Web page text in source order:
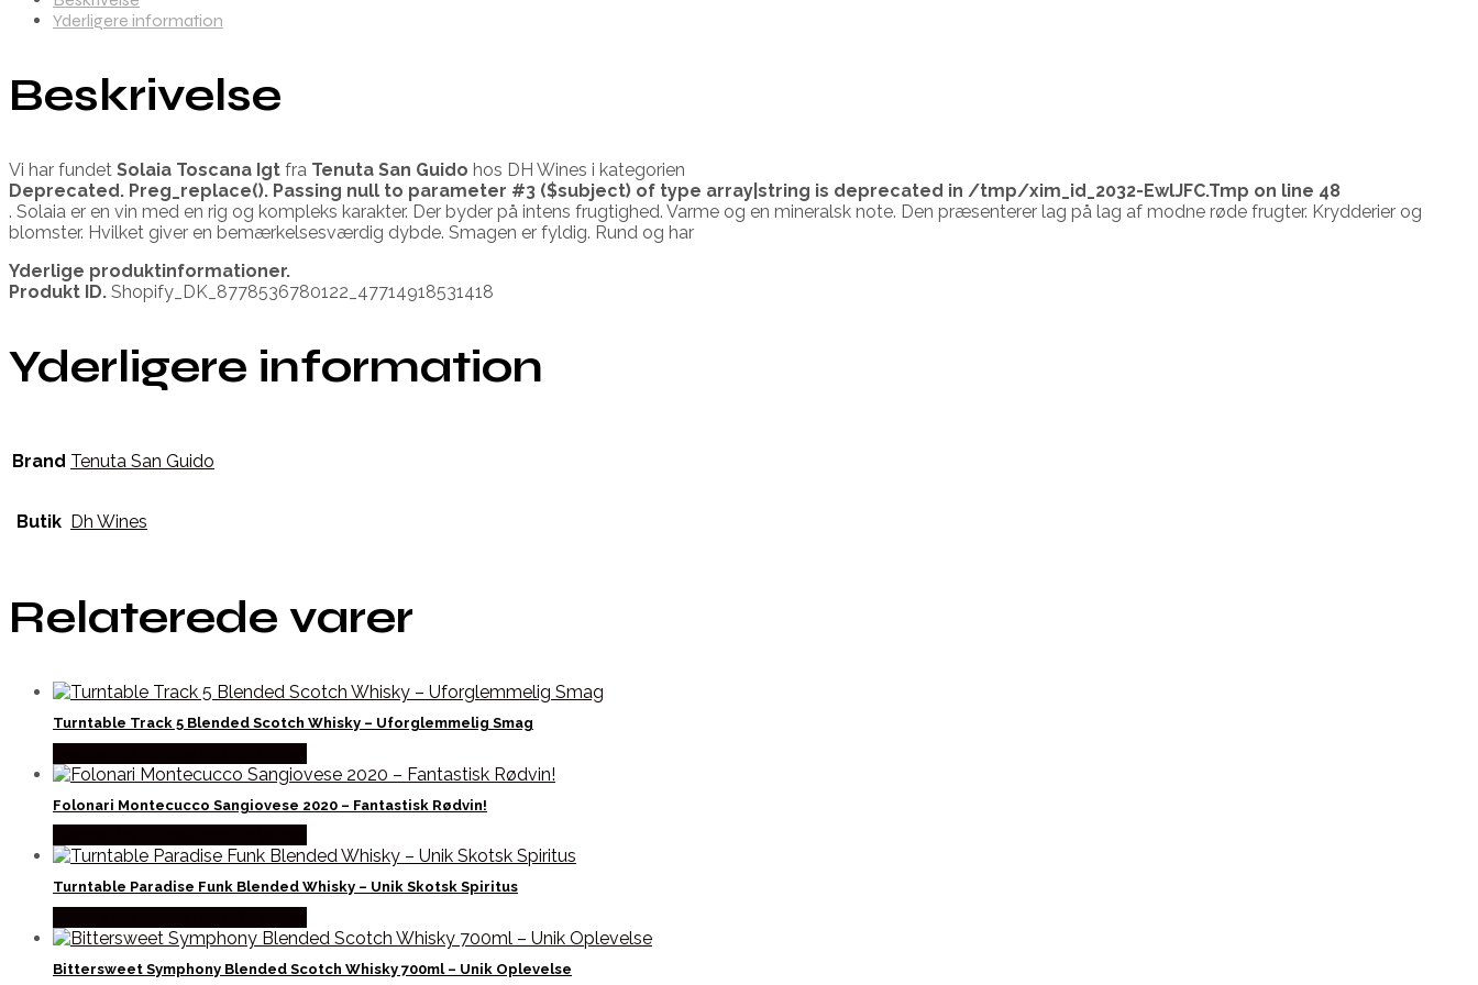
Yderligere information
Beskrivelse
Vi har fundet Solaia Toscana Igt fra Tenuta San Guido hos DH Wines i kategorien
Deprecated. Preg_replace(). Passing null to parameter #3 ($subject) of type array|string is deprecated in /tmp/xim_id_2032-EwlJFC.Tmp on line 48
. Solaia er en vin med en rig og kompleks karakter. Der byder på intens frugtighed. Varme og en mineralsk note. Den præsenterer lag på lag af modne røde frugter. Krydderier og
blomster. Hvilket giver en bemærkelsesværdig dybde. Smagen er fyldig. Rund og har
Yderlige produktinformationer.
Produkt ID. Shopify_DK_8778536780122_47714918531418
Yderligere information
Brand Tenuta San Guido
Butik Dh Wines
Relaterede varer
Turntable Track 5 Blended Scotch Whisky – Uforglemmelig Smag
Folonari Montecucco Sangiovese 2020 – Fantastisk Rødvin!
Turntable Paradise Funk Blended Whisky – Unik Skotsk Spiritus
Bittersweet Symphony Blended Scotch Whisky 700ml – Unik Oplevelse